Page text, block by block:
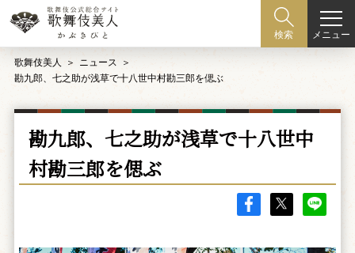
検索 メニュー
歌舞伎美人
ニュース
勘九郎、七之助が浅草で十八世中村勘三郎を偲ぶ
勘九郎、七之助が浅草で十八世中
村勘三郎を偲ぶ